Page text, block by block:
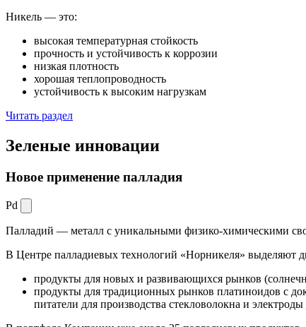
Никель — это:
высокая температурная стойкость
прочность и устойчивость к коррозии
низкая плотность
хорошая теплопроводность
устойчивость к высоким нагрузкам
Читать раздел
Зеленые инновации
Новое применение палладия
Pd
Палладий — металл с уникальными физико-химическими
В Центре палладиевых технологий «Норникеля» выделяют
продукты для новых и развивающихся рынков
продукты для традиционных рынков платиноидов с
питатели для производства стекловолокна и